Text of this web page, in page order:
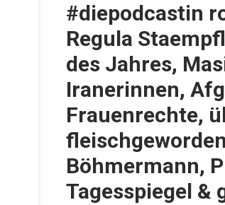
#diepodcastin
Regula
des Jahres,
Iranerinnen,
Frauenrechte,
Böhmermann,
Tagesspiegel &